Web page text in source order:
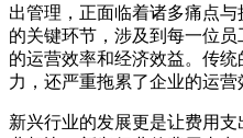
出管理，正面临着诸多痛点
的关键环节，涉及到每一位
的运营效率和经济效益。传统
力，还严重拖累了企业的运营
新兴行业的发展更是让费用